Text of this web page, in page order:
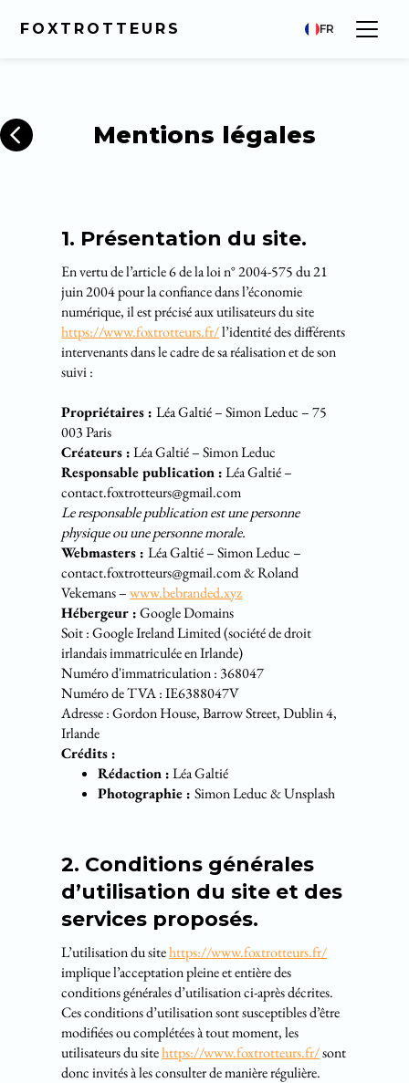
FOXTROTTEURS FR
Mentions légales
1. Présentation du site.
En vertu de l’article 6 de la loi n° 2004-575 du 21
juin 2004 pour la confiance dans l’économie
numérique, il est précisé aux utilisateurs du site
https://www.foxtrotteurs.fr/l’identité des différents
intervenants dans le cadre de sa réalisation et de son
suivi :
Propriétaires :Léa Galtié – Simon Leduc – 75
003 Paris
Créateurs :Léa Galtié – Simon Leduc
Responsable publication :Léa Galtié –
contact.foxtrotteurs@gmail.com
Le responsable publication est une personne
physique ou une personne morale.
Webmasters :Léa Galtié – Simon Leduc –
contact.foxtrotteurs@gmail.com & Roland
Vekemans –www.bebranded.xyz
Hébergeur :Google Domains
Soit : Google Ireland Limited (société de droit
irlandais immatriculée en Irlande)
Numéro d'immatriculation : 368047
Numéro de TVA : IE6388047V
Adresse : Gordon House, Barrow Street, Dublin 4,
Irlande
Crédits :
Rédaction :Léa Galtié
Photographie :Simon Leduc & Unsplash
2. Conditions générales
d’utilisation du site et des
services proposés.
L’utilisation du sitehttps://www.foxtrotteurs.fr/
implique l’acceptation pleine et entière des
conditions générales d’utilisation ci-après décrites.
Ces conditions d’utilisation sont susceptibles d’être
modifiées ou complétées à tout moment, les
utilisateurs du sitehttps://www.foxtrotteurs.fr/sont
donc invités à les consulter de manière régulière.